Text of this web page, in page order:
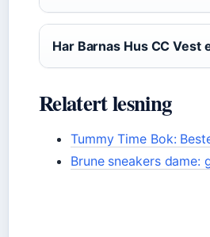
Har Barnas Hus CC Vest
Relatert lesning
Tummy Time Bok:
Brune sneakers